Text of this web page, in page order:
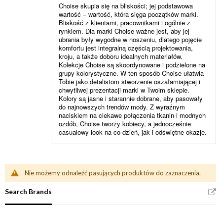
Choise skupia się na bliskości; jej podstawowa
wartość – wartość, która sięga początków marki.
Bliskość z klientami, pracownikami i ogólnie z
rynkiem. Dla marki Choise ważne jest, aby jej
ubrania były wygodne w noszeniu, dlatego pojęcie
komfortu jest integralną częścią projektowania,
kroju, a także doboru idealnych materiałów.
Kolekcje Choise są skoordynowane i podzielone na
grupy kolorystyczne. W ten sposób Choise ułatwia
Tobie jako detalistom stworzenie oszałamiającej i
chwytliwej prezentacji marki w Twoim sklepie.
Kolory są jasne i starannie dobrane, aby pasowały
do ​​najnowszych trendów mody. Z wyraźnym
naciskiem na ciekawe połączenia tkanin i modnych
ozdób, Choise tworzy kobiecy, a jednocześnie
casualowy look na co dzień, jak i odświętne okazje.
Nie możemy odnaleźć pasujących produktów do zaznaczenia.
Search Brands